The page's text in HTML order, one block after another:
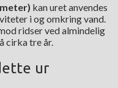
kan uret anvendes
i og omkring vand.
ridser ved almindelig
cirka tre år.
ur